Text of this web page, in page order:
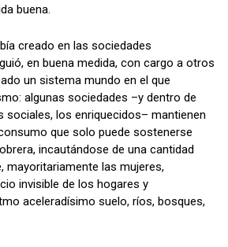
buena.
creado en las sociedades
en buena medida, con cargo a otros
un sistema mundo en el que
algunas sociedades –y dentro de
sociales, los enriquecidos– mantienen
que solo puede sostenerse
incautándose de una cantidad
mayoritariamente las mujeres,
invisible de los hogares y
aceleradísimo suelo, ríos, bosques,